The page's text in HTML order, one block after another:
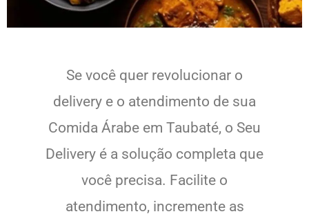
Se você quer revolucionar o
delivery e o atendimento de sua
Comida Árabe em Taubaté, o Seu
Delivery é a solução completa que
você precisa. Facilite o
atendimento, incremente as